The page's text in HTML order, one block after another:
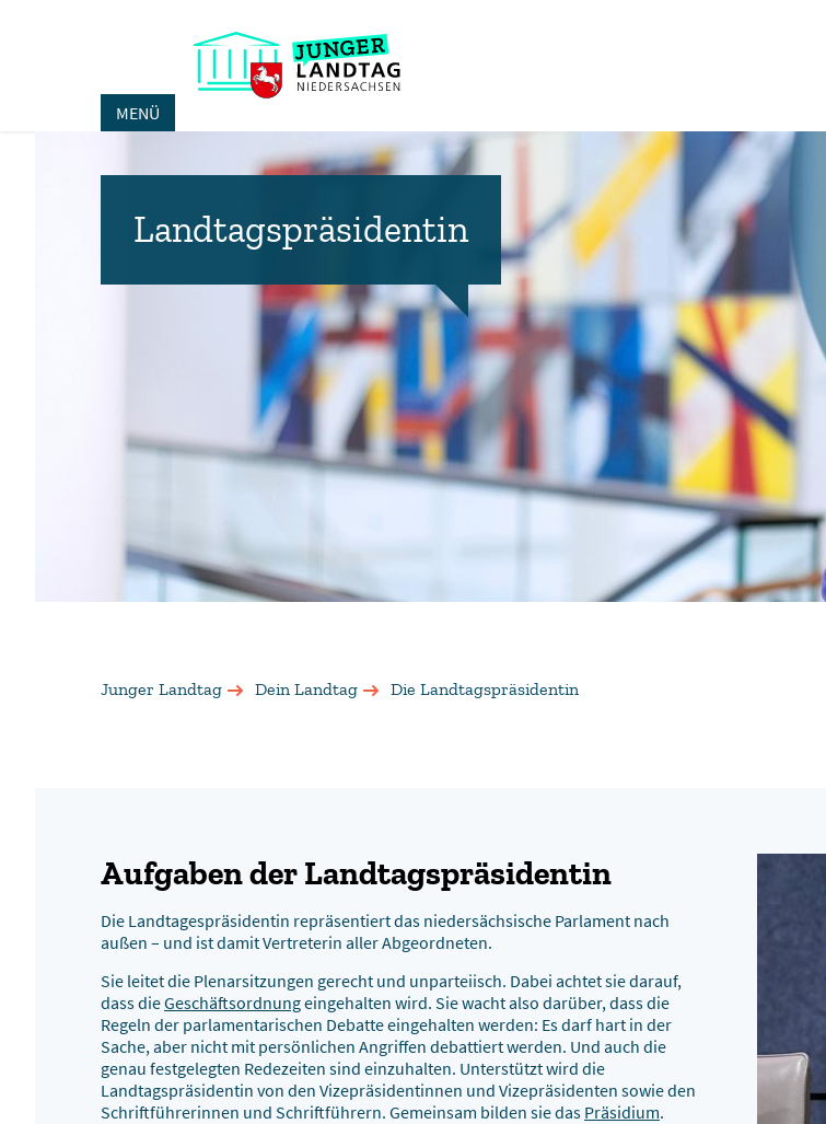
MENÜ
Landtagspräsidentin
Junger Landtag Dein Landtag Die Landtagspräsidentin
Aufgaben der Landtagspräsidentin
Die Landtagespräsidentin repräsentiert das niedersächsische Parlament nach
außen – und ist damit Vertreterin aller Abgeordneten.
Sie leitet die Plenarsitzungen gerecht und unparteiisch. Dabei achtet sie darauf,
dass dieGeschäftsordnungeingehalten wird. Sie wacht also darüber, dass die
Regeln der parlamentarischen Debatte eingehalten werden: Es darf hart in der
Sache, aber nicht mit persönlichen Angriffen debattiert werden. Und auch die
genau festgelegten Redezeiten sind einzuhalten. Unterstützt wird die
Landtagspräsidentin von den Vizepräsidentinnen und Vizepräsidenten sowie den
Schriftführerinnen und Schriftführern. Gemeinsam bilden sie das Präsidium.